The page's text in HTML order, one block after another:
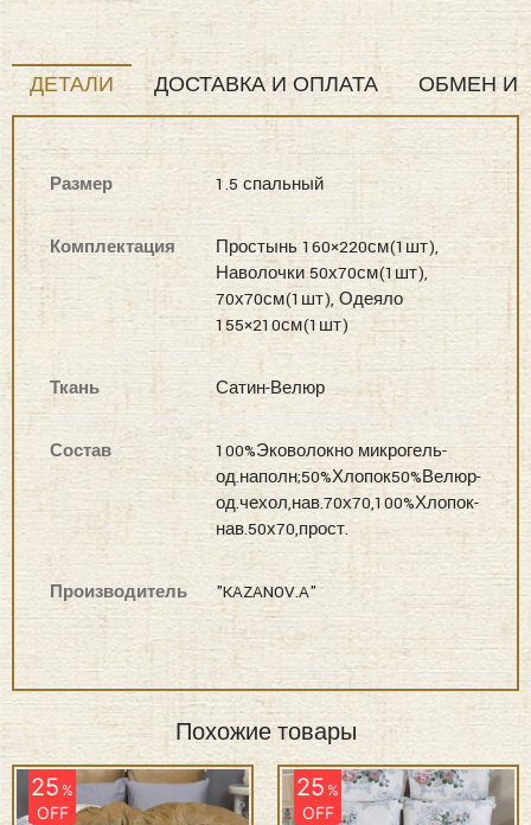
KIDS
ABC
COTTON
Постельные
наборы
1,5
ДЕТАЛИ ДОСТАВКА И ОПЛАТА ОБМЕН И
Размер 1.5 спальный
Комплектация
Простынь 160×220см(1шт),
Наволочки 50х70см(1шт),
70х70см(1шт), Одеяло
155×210см(1шт)
Ткань Сатин-Велюр
Состав
100%Эковолокно микрогель-
од.наполн;50%Хлопок50%Велюр-
од.чехол,нав.70х70,100%Хлопок-
нав.50х70,прост.
Производитель "KAZANOV.A"
Похожие товары
25%
OFF
25%
OFF